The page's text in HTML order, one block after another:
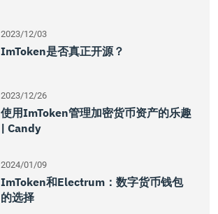
2023/12/03
ImToken是否真正开源？
2023/12/26
使用imToken管理加密货币资产的乐趣
| Candy
2024/01/09
ImToken和Electrum：数字货币钱包
的选择